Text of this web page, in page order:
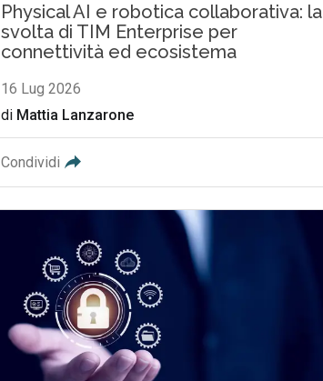
Physical AI e robotica collaborativa: la
svolta di TIM Enterprise per
connettività ed ecosistema
16 Lug 2026
di Mattia Lanzarone
Condividi